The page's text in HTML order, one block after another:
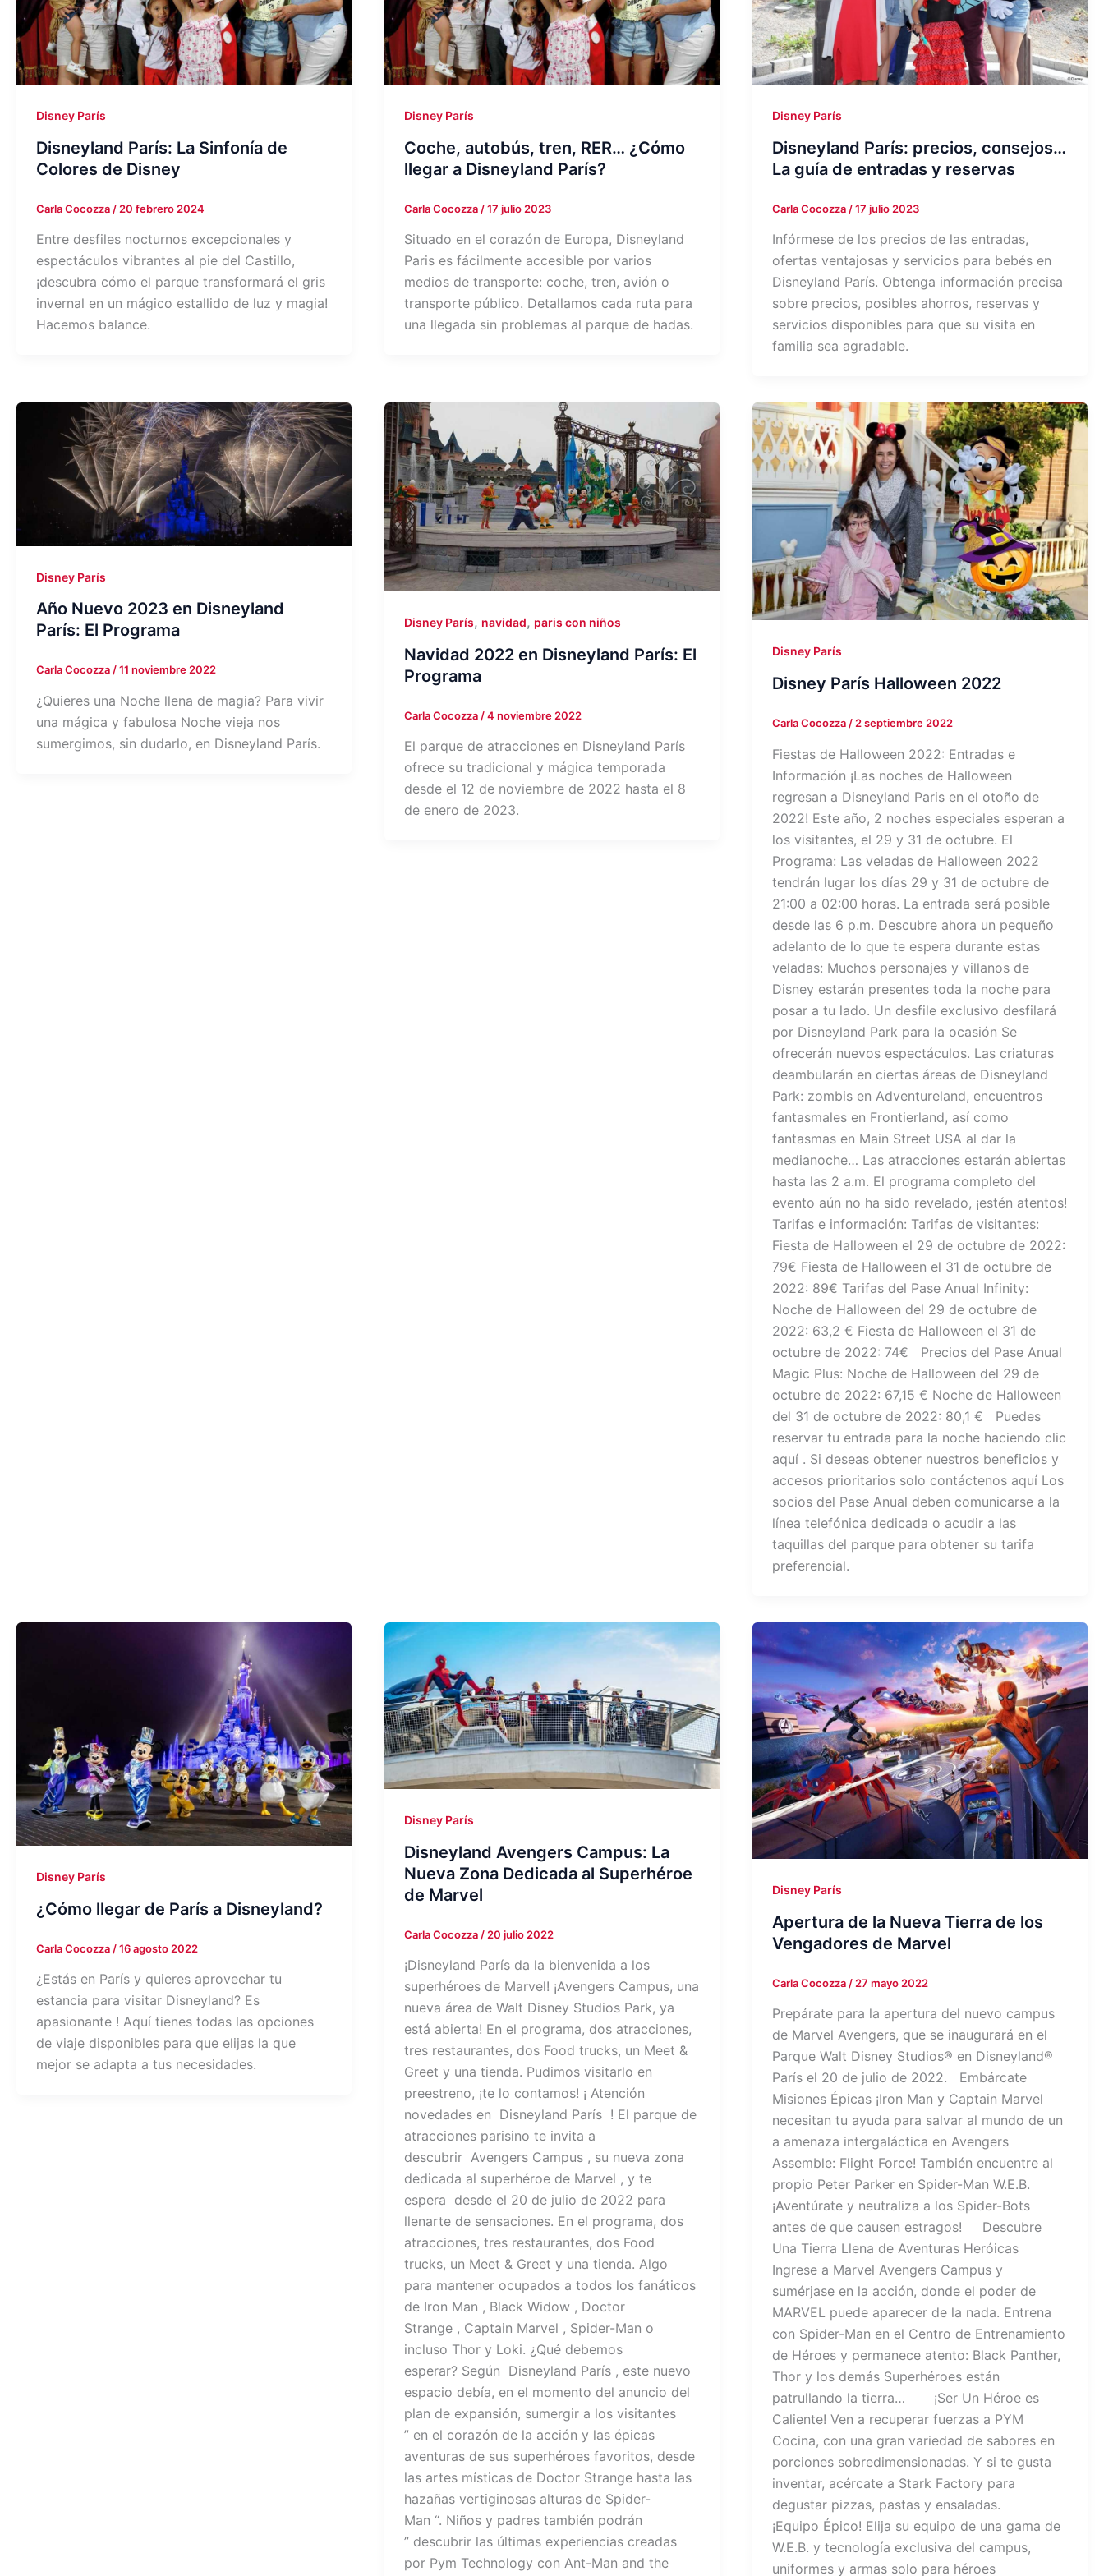
Disney París
Disneyland París: La Sinfonía de
Colores de Disney
Carla Cocozza / 20 febrero 2024
Entre desfiles nocturnos excepcionales y
espectáculos vibrantes al pie del Castillo,
¡descubra cómo el parque transformará el gris
invernal en un mágico estallido de luz y magia!
Hacemos balance.
Disney París
Coche, autobús, tren, RER… ¿Cómo
llegar a Disneyland París?
Carla Cocozza /17 julio 2023
Situado en el corazón de Europa, Disneyland
Paris es fácilmente accesible por varios
medios de transporte: coche, tren, avión o
transporte público. Detallamos cada ruta para
una llegada sin problemas al parque de hadas.
Disney París
Disneyland París: precios, consejos…
La guía de entradas y reservas
Carla Cocozza /17 julio 2023
Infórmese de los precios de las entradas,
ofertas ventajosas y servicios para bebés en
Disneyland París. Obtenga información precisa
sobre precios, posibles ahorros, reservas y
servicios disponibles para que su visita en
familia sea agradable.
Disney París
Año Nuevo 2023 en Disneyland
París: El Programa
Carla Cocozza/11 noviembre 2022
¿Quieres una Noche llena de magia? Para vivir
una mágica y fabulosa Noche vieja nos
sumergimos, sin dudarlo, en Disneyland París.
Disney París, navidad, paris con niños
Navidad 2022 en Disneyland París: El
Programa
Carla Cocozza /4 noviembre 2022
El parque de atracciones en Disneyland París
ofrece su tradicional y mágica temporada
desde el 12 de noviembre de 2022 hasta el 8
de enero de 2023.
Disney París
Disney París Halloween 2022
Carla Cocozza/2 septiembre 2022
Fiestas de Halloween 2022: Entradas e
Información ¡Las noches de Halloween
regresan a Disneyland Paris en el otoño de
2022! Este año, 2 noches especiales esperan a
los visitantes, el 29 y 31 de octubre. El
Programa: Las veladas de Halloween 2022
tendrán lugar los días 29 y 31 de octubre de
21:00 a 02:00 horas. La entrada será posible
desde las 6 p.m. Descubre ahora un pequeño
adelanto de lo que te espera durante estas
veladas: Muchos personajes y villanos de
Disney estarán presentes toda la noche para
posar a tu lado. Un desfile exclusivo desfilará
por Disneyland Park para la ocasión Se
ofrecerán nuevos espectáculos. Las criaturas
deambularán en ciertas áreas de Disneyland
Park: zombis en Adventureland, encuentros
fantasmales en Frontierland, así como
fantasmas en Main Street USA al dar la
medianoche… Las atracciones estarán abiertas
hasta las 2 a.m. El programa completo del
evento aún no ha sido revelado, ¡estén atentos!
Tarifas e información: Tarifas de visitantes:
Fiesta de Halloween el 29 de octubre de 2022:
79€ Fiesta de Halloween el 31 de octubre de
2022: 89€ Tarifas del Pase Anual Infinity:
Noche de Halloween del 29 de octubre de
2022: 63,2 € Fiesta de Halloween el 31 de
octubre de 2022: 74€ Precios del Pase Anual
Magic Plus: Noche de Halloween del 29 de
octubre de 2022: 67,15 € Noche de Halloween
del 31 de octubre de 2022: 80,1 € Puedes
reservar tu entrada para la noche haciendo clic
aquí . Si deseas obtener nuestros beneficios y
accesos prioritarios solo contáctenos aquí Los
socios del Pase Anual deben comunicarse a la
línea telefónica dedicada o acudir a las
taquillas del parque para obtener su tarifa
preferencial.
Disney París
¿Cómo llegar de París a Disneyland?
Carla Cocozza /16 agosto 2022
¿Estás en París y quieres aprovechar tu
estancia para visitar Disneyland? Es
apasionante ! Aquí tienes todas las opciones
de viaje disponibles para que elijas la que
mejor se adapta a tus necesidades.
Disney París
Disneyland Avengers Campus: La
Nueva Zona Dedicada al Superhéroe
de Marvel
Carla Cocozza / 20 julio 2022
¡Disneyland París da la bienvenida a los
superhéroes de Marvel! ¡Avengers Campus, una
nueva área de Walt Disney Studios Park, ya
está abierta! En el programa, dos atracciones,
tres restaurantes, dos Food trucks, un Meet &
Greet y una tienda. Pudimos visitarlo en
preestreno, ¡te lo contamos! ¡ Atención
novedades en Disneyland París ! El parque de
atracciones parisino te invita a
descubrir Avengers Campus , su nueva zona
dedicada al superhéroe de Marvel , y te
espera desde el 20 de julio de 2022 para
llenarte de sensaciones. En el programa, dos
atracciones, tres restaurantes, dos Food
trucks, un Meet & Greet y una tienda. Algo
para mantener ocupados a todos los fanáticos
de Iron Man , Black Widow , Doctor
Strange , Captain Marvel , Spider-Man o
incluso Thor y Loki. ¿Qué debemos
esperar? Según Disneyland París , este nuevo
espacio debía, en el momento del anuncio del
plan de expansión, sumergir a los visitantes
” en el corazón de la acción y las épicas
aventuras de sus superhéroes favoritos, desde
las artes místicas de Doctor Strange hasta las
hazañas vertiginosas alturas de Spider-
Man “. Niños y padres también podrán
” descubrir las últimas experiencias creadas
por Pym Technology con Ant-Man and the
Disney París
Apertura de la Nueva Tierra de los
Vengadores de Marvel
Carla Cocozza / 27 mayo 2022
Prepárate para la apertura del nuevo campus
de Marvel Avengers, que se inaugurará en el
Parque Walt Disney Studios® en Disneyland®
París el 20 de julio de 2022. Embárcate
Misiones Épicas ¡Iron Man y Captain Marvel
necesitan tu ayuda para salvar al mundo de un
a amenaza intergaláctica en Avengers
Assemble: Flight Force! También encuentre al
propio Peter Parker en Spider-Man W.E.B.
¡Aventúrate y neutraliza a los Spider-Bots
antes de que causen estragos! Descubre
Una Tierra Llena de Aventuras Heróicas
Ingrese a Marvel Avengers Campus y
sumérjase en la acción, donde el poder de
MARVEL puede aparecer de la nada. Entrena
con Spider-Man en el Centro de Entrenamiento
de Héroes y permanece atento: Black Panther,
Thor y los demás Superhéroes están
patrullando la tierra… ¡Ser Un Héroe es
Caliente! Ven a recuperar fuerzas a PYM
Cocina, con una gran variedad de sabores en
porciones sobredimensionadas. Y si te gusta
inventar, acércate a Stark Factory para
degustar pizzas, pastas y ensaladas.
¡Equipo Épico! Elija su equipo de una gama de
W.E.B. y tecnología exclusiva del campus,
uniformes y armas solo para héroes